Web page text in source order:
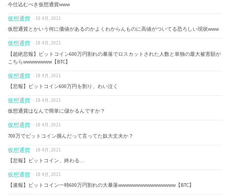
今仕込むべき仮想通貨www
仮想通貨 · 19 4月, 2021
仮想通貨とかいう何に価値があるのかよくわからんものに高値がついてる恐ろしい現状www
仮想通貨 · 18 4月, 2021
【超絶悲報】ビットコイン600万円割れの暴落でロスカットされた人数と単独の最大被害額が
こちらwwwwwwww【BTC】
仮想通貨 · 18 4月, 2021
【悲報】ビットコイン600万円を割り、わい泣く
仮想通貨 · 18 4月, 2021
仮想通貨はなんで簡単に儲かるんですか？
仮想通貨 · 18 4月, 2021
700万でビットコイン掴んだって言ってた奴大丈夫か？
仮想通貨 · 18 4月, 2021
【悲報】ビットコイン、終わる…
仮想通貨 · 18 4月, 2021
【速報】ビットコイン一時600万円割れの大暴落wwwwwwwwwwwwwwww【BTC】